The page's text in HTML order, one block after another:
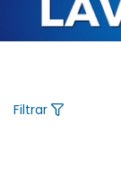
Filtrar